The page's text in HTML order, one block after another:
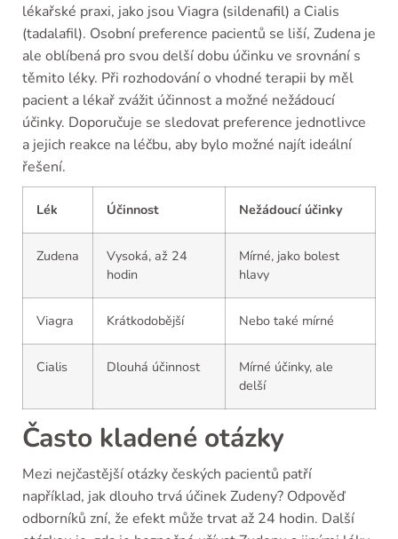
lékařské praxi, jako jsou Viagra (sildenafil) a Cialis
(tadalafil). Osobní preference pacientů se liší, Zudena je
ale oblíbená pro svou delší dobu účinku ve srovnání s
těmito léky. Při rozhodování o vhodné terapii by měl
pacient a lékař zvážit účinnost a možné nežádoucí
účinky. Doporučuje se sledovat preference jednotlivce
a jejich reakce na léčbu, aby bylo možné najít ideální
řešení.
Lék Účinnost Nežádoucí účinky
Zudena
Vysoká, až 24
hodin
Mírné, jako bolest
hlavy
Viagra Krátkodobější Nebo také mírné
Cialis Dlouhá účinnost
Mírné účinky, ale
delší
Často kladené otázky
Mezi nejčastější otázky českých pacientů patří
například, jak dlouho trvá účinek Zudeny? Odpověď
odborníků zní, že efekt může trvat až 24 hodin. Další